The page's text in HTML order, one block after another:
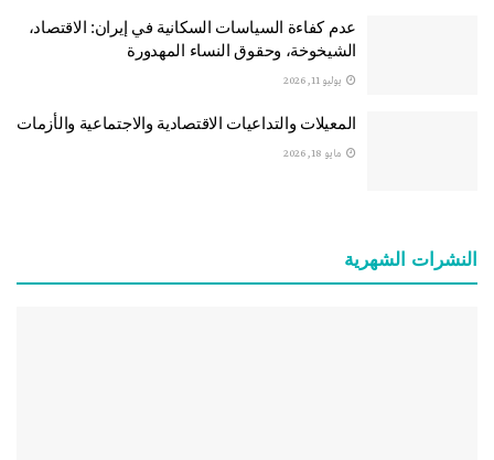
عدم كفاءة السياسات السكانية في إيران: الاقتصاد،
الشيخوخة، وحقوق النساء المهدورة
يوليو 11, 2026
المعيلات والتداعيات الاقتصادية والاجتماعية والأزمات
مايو 18, 2026
النشرات الشهریة